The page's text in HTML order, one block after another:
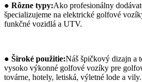
● Rôzne typy:Ako profesionálny
špecializujeme na elektrické golfové
funkčné vozidlá a UTV.
● Široké použitie:Náš špičkový dizajn a
vysoko výkonné golfové vozíky pre
továrne, hotely, letiská, výletné lode a vily.